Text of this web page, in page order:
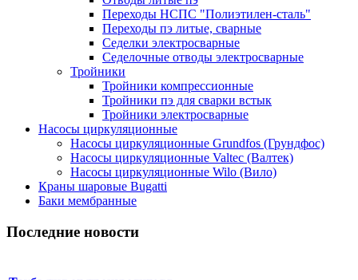
Переходы НСПС "Полиэтилен-сталь"
Переходы пэ литые, сварные
Седелки электросварные
Седелочные отводы электросварные
Тройники
Тройники компрессионные
Тройники пэ для сварки встык
Тройники электросварные
Насосы циркуляционные
Насосы циркуляционные Grundfos (Грундфос)
Насосы циркуляционные Valtec (Валтек)
Насосы циркуляционные Wilo (Вило)
Краны шаровые Bugatti
Баки мембранные
Последние новости